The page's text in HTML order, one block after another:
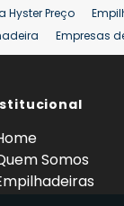
Hyster Preço
Empresas
Empilhadeira
Empilhadeira
Comprar
Somos